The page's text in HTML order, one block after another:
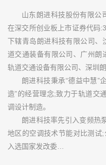
山东朗进科技股份有限公
在深交所创业板上市证券代码
下辖青岛朗进科技有限公司、
道交通装备有限公司、广州朗
轨道交通设备有限公司、深圳
朗进科技秉承“德益中慧”
造”的经营理念;致力于轨道交
调设计制造。
朗进科技率先引入变频热
地区的空调技术节能对比测试
入选国家发改委…